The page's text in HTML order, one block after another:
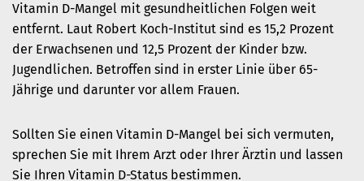
Vitamin D-Mangel mit gesundheitlichen Folgen weit
entfernt. Laut Robert Koch-Institut sind es 15,2 Prozent
der Erwachsenen und 12,5 Prozent der Kinder bzw.
Jugendlichen. Betroffen sind in erster Linie über 65-
Jährige und darunter vor allem Frauen.
Sollten Sie einen Vitamin D-Mangel bei sich vermuten,
sprechen Sie mit Ihrem Arzt oder Ihrer Ärztin und lassen
Sie Ihren Vitamin D-Status bestimmen.